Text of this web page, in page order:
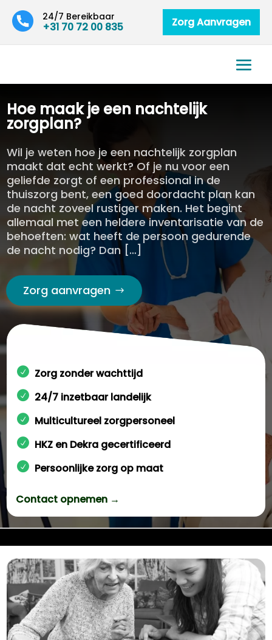
24/7 Bereikbaar
+31 70 72 00 835 Zorg Aanvragen
Hoe maak je een nachtelijk
zorgplan?
Wil je weten hoe je een nachtelijk zorgplan
maakt dat echt werkt? Of je nu voor een
geliefde zorgt of een professional in de
thuiszorg bent, een goed doordacht plan kan
de nacht zoveel rustiger maken. Het begint
allemaal met een heldere inventarisatie van de
behoeften: wat heeft de persoon gedurende
de nacht nodig? Dan […]
Zorg aanvragen
Zorg zonder wachttijd
24/7 inzetbaar landelijk
Multicultureel zorgpersoneel
HKZ en Dekra gecertificeerd
Persoonlijke zorg op maat
Contact opnemen →